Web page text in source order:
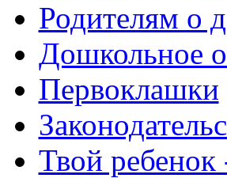
Родителям о
Дошкольное
Первоклашки
Твой ребенок